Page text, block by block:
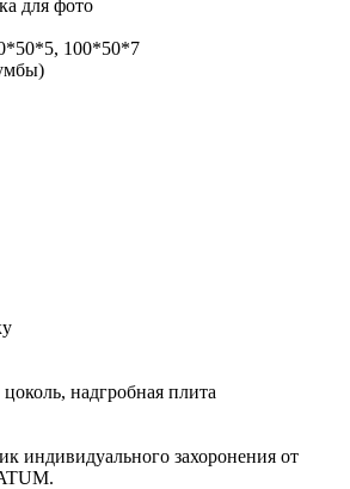
для фото
100*50*7
надгробная плита
индивидуального захоронения от